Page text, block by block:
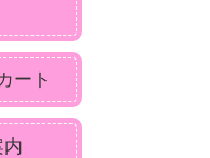
ート
内